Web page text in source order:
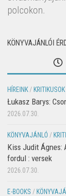
polcokon.
KÖNYVAJÁNLÓI
HÍREINK /
Łukasz Barys:
2026.07.30.
KÖNYVAJÁNLÓ /
Kiss Judit Ágnes:
fordul : versek
2026.07.30.
E-BOOKS /